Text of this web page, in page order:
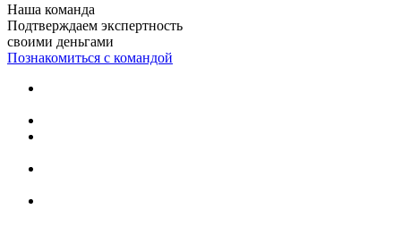
Наша команда
Подтверждаем экспертность
своими деньгами
Познакомиться с командой